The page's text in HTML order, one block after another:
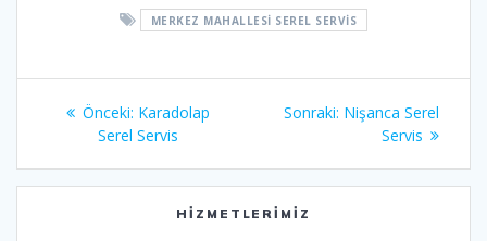
MERKEZ MAHALLESI SEREL SERVIS
Yazı
gezinmesi
Önceki: Önceki
yazı:
Karadolap
Serel Servis
Sonraki: Sonraki
Nişanca Serel
Servis
HIZMETLERIMIZ